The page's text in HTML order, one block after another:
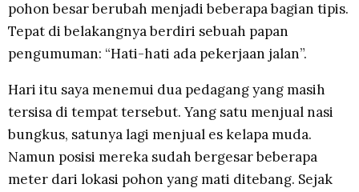
pohon besar berubah menjadi beberapa bagian tipis.
Tepat di belakangnya berdiri sebuah papan
pengumuman: “Hati-hati ada pekerjaan jalan”.
Hari itu saya menemui dua pedagang yang masih
tersisa di tempat tersebut. Yang satu menjual nasi
bungkus, satunya lagi menjual es kelapa muda.
Namun posisi mereka sudah bergesar beberapa
meter dari lokasi pohon yang mati ditebang. Sejak